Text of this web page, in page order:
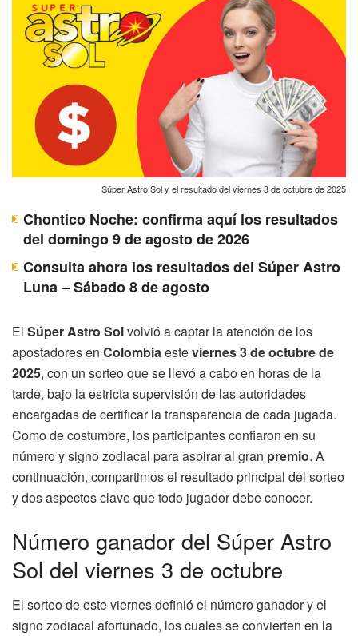
Súper Astro Sol y el resultado del viernes 3 de octubre de 2025
Chontico Noche: confirma aquí los resultados
del domingo 9 de agosto de 2026
Consulta ahora los resultados del Súper Astro
Luna – Sábado 8 de agosto
El Súper Astro Solvolvió a captar la atención de los
apostadores en Colombiaesteviernes 3 de octubre de
2025, con un sorteo que se llevó a cabo en horas de la
tarde, bajo la estricta supervisión de las autoridades
encargadas de certificar la transparencia de cada jugada.
Como de costumbre, los participantes confiaron en su
número y signo zodiacal para aspirar al gran premio. A
continuación, compartimos el resultado principal del sorteo
y dos aspectos clave que todo jugador debe conocer.
Número ganador del Súper Astro
Sol del viernes 3 de octubre
El sorteo de este viernes definió el número ganador y el
signo zodiacal afortunado, los cuales se convierten en la